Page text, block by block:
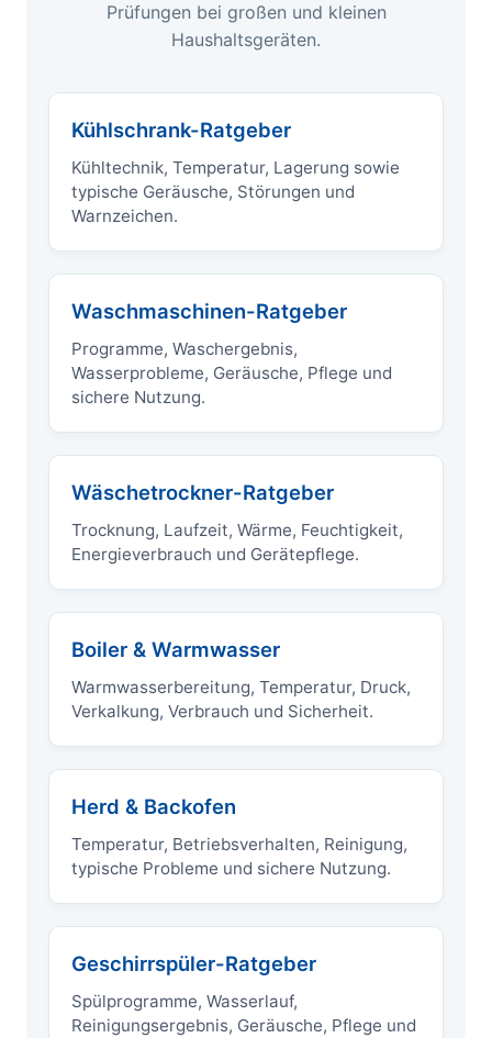
Prüfungen bei großen und kleinen
Haushaltsgeräten.
Kühlschrank-Ratgeber
Kühltechnik, Temperatur, Lagerung sowie
typische Geräusche, Störungen und
Warnzeichen.
Waschmaschinen-Ratgeber
Programme, Waschergebnis,
Wasserprobleme, Geräusche, Pflege und
sichere Nutzung.
Wäschetrockner-Ratgeber
Trocknung, Laufzeit, Wärme, Feuchtigkeit,
Energieverbrauch und Gerätepflege.
Boiler & Warmwasser
Warmwasserbereitung, Temperatur, Druck,
Verkalkung, Verbrauch und Sicherheit.
Herd & Backofen
Temperatur, Betriebsverhalten, Reinigung,
typische Probleme und sichere Nutzung.
Geschirrspüler-Ratgeber
Spülprogramme, Wasserlauf,
Reinigungsergebnis, Geräusche, Pflege und